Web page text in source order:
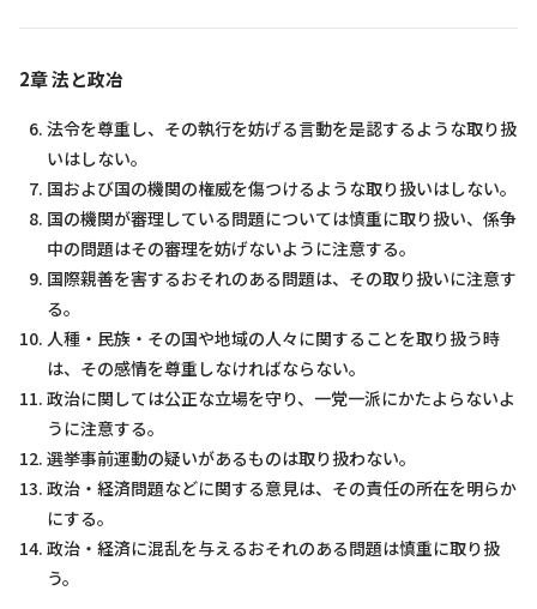
2章 法と政冶
法令を尊重し、その執行を妨げる言動を是認するような取り扱
いはしない。
国および国の機関の権威を傷つけるような取り扱いはしない。
国の機関が審理している問題については慎重に取り扱い、係争
中の問題はその審理を妨げないように注意する。
国際親善を害するおそれのある問題は、その取り扱いに注意す
る。
人種・民族・その国や地域の人々に関することを取り扱う時
は、その感情を尊重しなければならない。
政治に関しては公正な立場を守り、一党一派にかたよらないよ
うに注意する。
選挙事前運動の疑いがあるものは取り扱わない。
政治・経済問題などに関する意見は、その責任の所在を明らか
にする。
政治・経済に混乱を与えるおそれのある問題は慎重に取り扱
う。